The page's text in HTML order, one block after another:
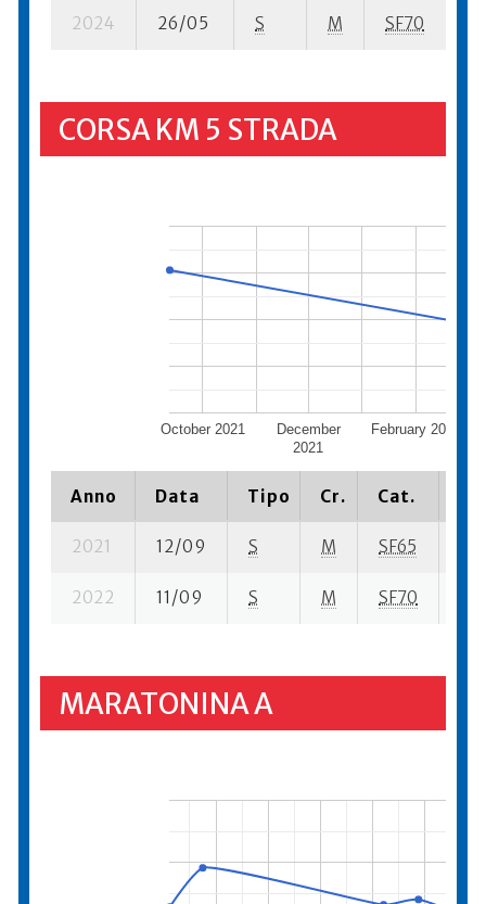
2024 26/05 S M SF70
CORSA KM 5 STRADA
October 2021
December
2021
February 2022
Anno Data Tipo Cr. Cat.
2021 12/09 S M SF65
2022 11/09 S M SF70
MARATONINA A